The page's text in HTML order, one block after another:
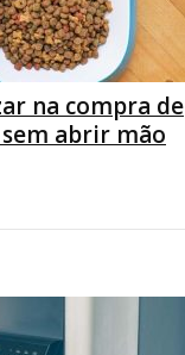
na compra de
abrir mão